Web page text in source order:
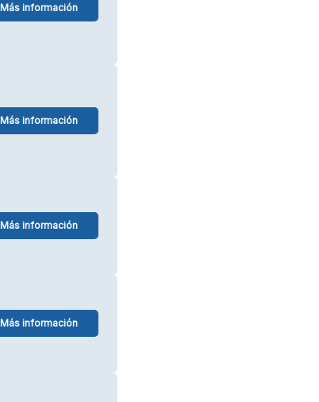
Más información
Más información
Más información
Más información